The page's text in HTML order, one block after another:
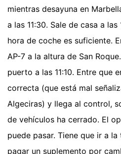
mientras desayuna en
a las 11:30. Sale de casa a
hora de coche es suficiente.
AP-7 a la altura de San
puerto a las 11:10. Entre que
correcta (que está mal
Algeciras) y llega al control,
de vehículos ha cerrado. El
puede pasar. Tiene que ir a
pagar un suplemento por